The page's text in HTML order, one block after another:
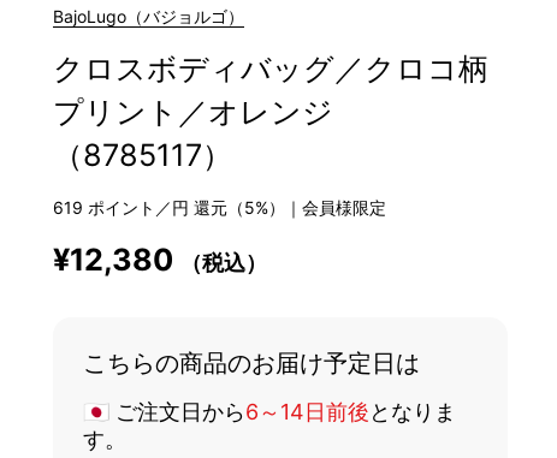
BajoLugo（バジョルゴ）
クロスボディバッグ／クロコ柄
プリント／オレンジ
（8785117）
619 ポイント／円 還元（5%）｜会員様限定
¥12,380 （税込）
こちらの商品のお届け予定日は
🇯🇵 ご注文日から6～14日前後となりま
す。